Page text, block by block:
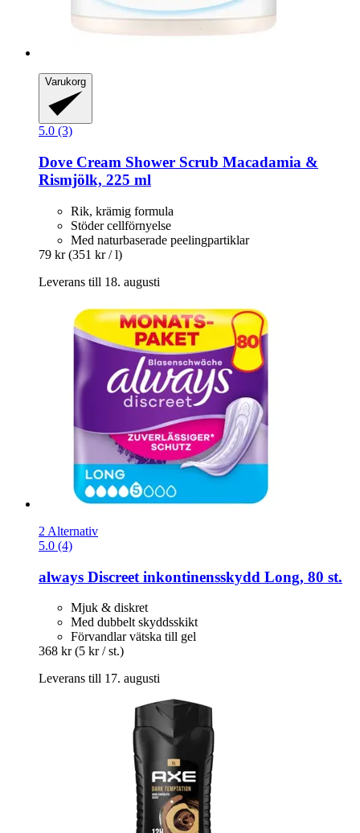
Varukorg
5.0 (3)
Dove Cream Shower Scrub Macadamia &
Rismjölk, 225 ml
Rik, krämig formula
Stöder cellförnyelse
Med naturbaserade peelingpartiklar
79 kr (351 kr / l)
Leverans till 18. augusti
2 Alternativ
5.0 (4)
always Discreet inkontinensskydd Long, 80 st.
Mjuk & diskret
Med dubbelt skyddsskikt
Förvandlar vätska till gel
368 kr (5 kr / st.)
Leverans till 17. augusti